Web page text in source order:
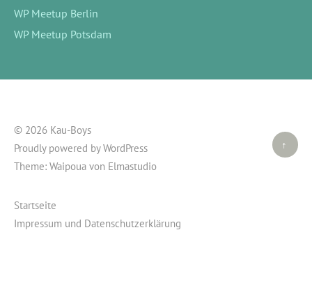
WP Meetup Berlin
WP Meetup Potsdam
© 2026 Kau-Boys
Proudly powered byWordPress
Theme: Waipoua von Elmastudio
Startseite
Impressum und Datenschutzerklärung
Top ↑